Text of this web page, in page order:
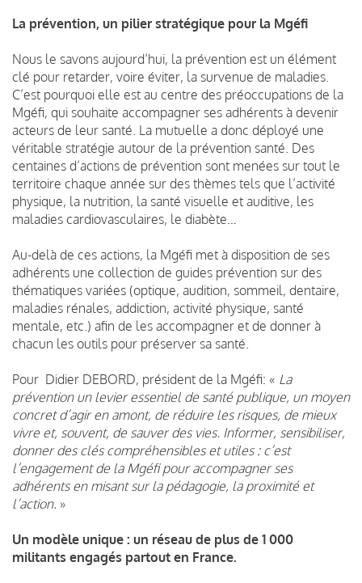
La prévention, un pilier stratégique pour la Mgéfi
Nous le savons aujourd’hui, la prévention est un élément
clé pour retarder, voire éviter, la survenue de maladies.
C’est pourquoi elle est au centre des préoccupations de la
Mgéfi, qui souhaite accompagner ses adhérents à devenir
acteurs de leur santé. La mutuelle a donc déployé une
véritable stratégie autour de la prévention santé. Des
centaines d’actions de prévention sont menées sur tout le
territoire chaque année sur des thèmes tels que l’activité
physique, la nutrition, la santé visuelle et auditive, les
maladies cardiovasculaires, le diabète…
Au-delà de ces actions, la Mgéfi met à disposition de ses
adhérents une collection de guides prévention sur des
thématiques variées (optique, audition, sommeil, dentaire,
maladies rénales, addiction, activité physique, santé
mentale, etc.) afin de les accompagner et de donner à
chacun les outils pour préserver sa santé.
Pour Didier DEBORD, président de la Mgéfi: « La
prévention un levier essentiel de santé publique, un moyen
concret d’agir en amont, de réduire les risques, de mieux
vivre et, souvent, de sauver des vies. Informer, sensibiliser,
donner des clés compréhensibles et utiles : c’est
l’engagement de la Mgéfi pour accompagner ses
adhérents en misant sur la pédagogie, la proximité et
l’action. »
Un modèle unique : un réseau de plus de 1 000
militants engagés partout en France.